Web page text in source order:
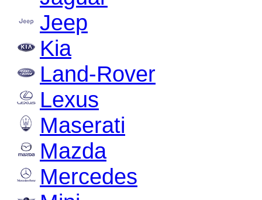
Jeep
Kia
Land-Rover
Lexus
Maserati
Mazda
Mercedes